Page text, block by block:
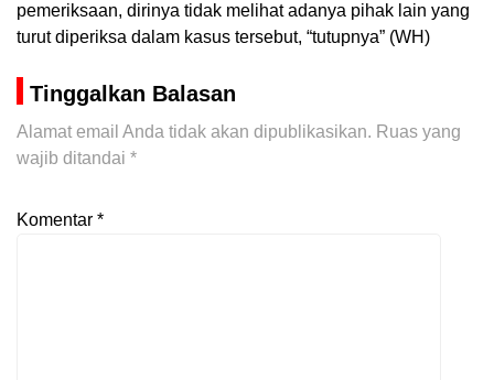
pemeriksaan, dirinya tidak melihat adanya pihak lain yang
turut diperiksa dalam kasus tersebut, “tutupnya” (WH)
Tinggalkan Balasan
Alamat email Anda tidak akan dipublikasikan. Ruas yang
wajib ditandai *
Komentar *